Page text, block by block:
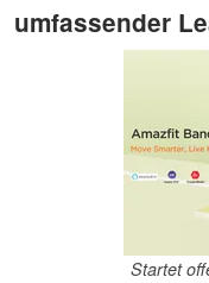
umfassender
Startet